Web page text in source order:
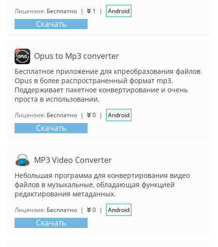
Лицензия: Бесплатно | 1 | Android
Скачать
Opus to Mp3 converter
Бесплатное приложение для кпреобразования файлов
Opus в более распространенный формат mp3.
Поддерживает пакетное конвертирование и очень
проста в использовании.
Лицензия: Бесплатно | 0 | Android
Скачать
MP3 Video Converter
Небольшая программа для конвертирования видео
файлов в музыкальные, обладающая функцией
редактирования метаданных.
Лицензия: Бесплатно | 0 | Android
Скачать